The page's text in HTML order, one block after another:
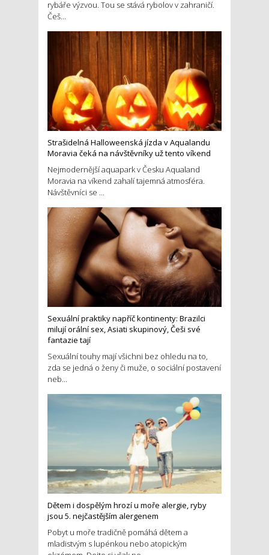
rybáře výzvou. Tou se stává rybolov v zahraničí.
Češ...
Strašidelná Halloweenská jízda v Aqualandu
Moravia čeká na návštěvníky už tento víkend
Nejmodernější aquapark v Česku Aqualand
Moravia na víkend zahalí tajemná atmosféra.
Návštěvníci se ...
Sexuální praktiky napříč kontinenty: Brazilci
milují orální sex, Asiati skupinový, Češi své
fantazie tají
Sexuální touhy mají všichni bez ohledu na to,
zda se jedná o ženy či muže, o sociální postavení
neb...
Dětem i dospělým hrozí u moře alergie, ryby
jsou 5. nejčastějším alergenem
Pobyt u moře tradičně pomáhá dětem a
mladistvým s lupénkou nebo atopickým